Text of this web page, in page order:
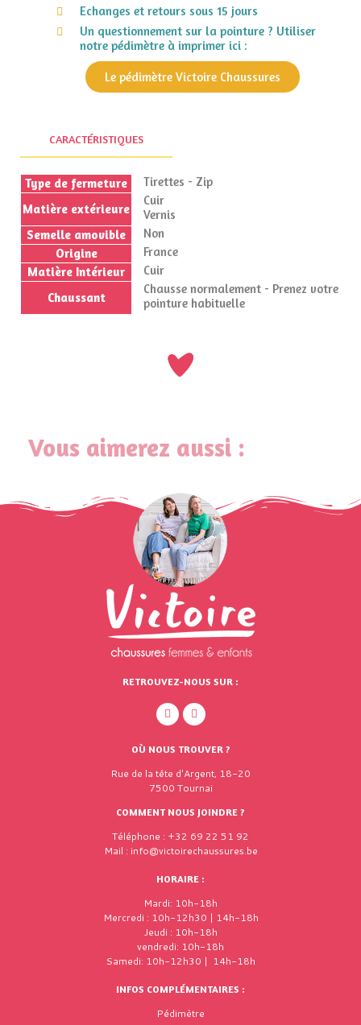
Echanges et retours sous 15 jours
Un questionnement sur la pointure ? Utiliser
notre pédimètre à imprimer ici :
Le pédimètre Victoire Chaussures
CARACTÉRISTIQUES
Type de fermeture
Tirettes - Zip
Matière extérieure
Cuir
Vernis
Semelle amovible
Non
Origine
France
Matière Intérieur
Cuir
Chaussant
Chausse normalement - Prenez votre
pointure habituelle
Vous aimerez aussi :
RETROUVEZ-NOUS SUR :
OÙ NOUS TROUVER ?
Rue de la tête d'Argent, 18-20
7500 Tournai
COMMENT NOUS JOINDRE ?
Téléphone : +32 69 22 51 92
Mail : info@victoirechaussures.be
HORAIRE :
Mardi: 10h-18h
Mercredi : 10h-12h30 | 14h-18h
Jeudi : 10h-18h
vendredi: 10h-18h
Samedi: 10h-12h30 | 14h-18h
INFOS COMPLÉMENTAIRES :
Pédimètre